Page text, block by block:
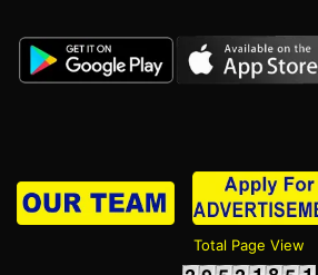
Total Page View